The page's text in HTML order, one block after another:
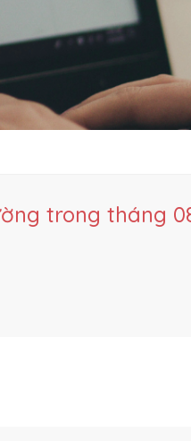
trong tháng